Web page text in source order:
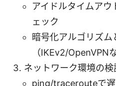
アイドルタイムア
ェック
暗号化アルゴリズム
（IKEv2/OpenVPN
ネットワーク環境の検
ping/tracerouteで